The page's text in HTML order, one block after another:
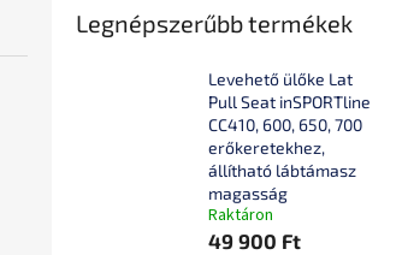
Legnépszerűbb termékek
Levehető ülőke Lat
Pull Seat inSPORTline
CC410, 600, 650, 700
erőkeretekhez,
állítható lábtámasz
magasság
Raktáron
49 900 Ft